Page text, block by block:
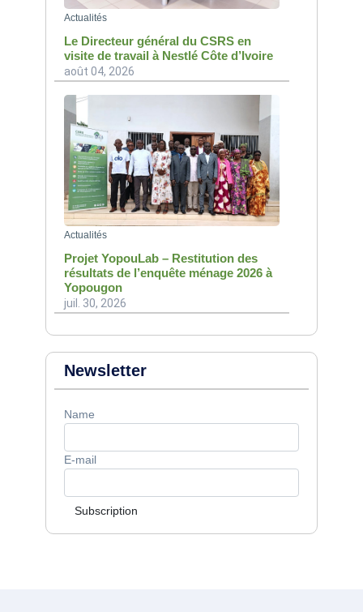
Actualités
Le Directeur général du CSRS en
visite de travail à Nestlé Côte d’Ivoire
août 04, 2026
Actualités
Projet YopouLab – Restitution des
résultats de l’enquête ménage 2026 à
Yopougon
juil. 30, 2026
Newsletter
Name
E-mail
Subscription